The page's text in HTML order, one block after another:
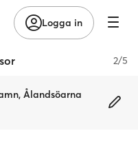
Logga in
2/5
Ålandsöarna